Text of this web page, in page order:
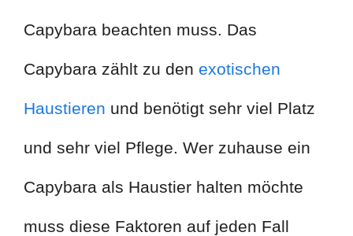
Capybara beachten muss. Das
Capybara zählt zu den exotischen
Haustieren und benötigt sehr viel Platz
und sehr viel Pflege. Wer zuhause ein
Capybara als Haustier halten möchte
muss diese Faktoren auf jeden Fall